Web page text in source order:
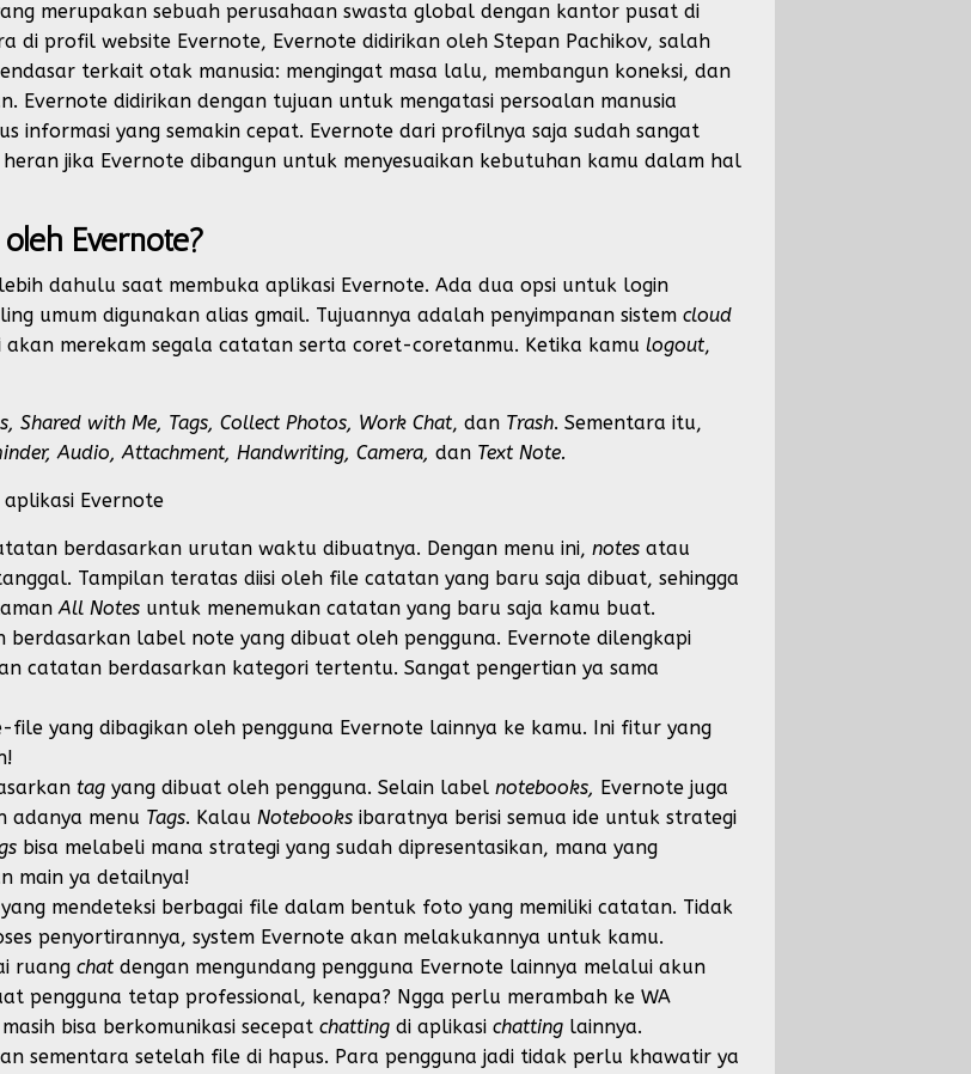
merupakan sebuah perusahaan swasta global dengan kantor pusat di
di profil website Evernote, Evernote didirikan oleh Stepan Pachikov, salah
terkait otak manusia: mengingat masa lalu, membangun koneksi, dan
Evernote didirikan dengan tujuan untuk mengatasi persoalan manusia
informasi yang semakin cepat. Evernote dari profilnya saja sudah sangat
jika Evernote dibangun untuk menyesuaikan kebutuhan kamu dalam hal
Evernote?
dahulu saat membuka aplikasi Evernote. Ada dua opsi untuk login
umum digunakan alias gmail. Tujuannya adalah penyimpanan sistem cloud
merekam segala catatan serta coret-coretanmu. Ketika kamu logout,
Shared with Me, Tags, Collect Photos, Work Chat, dan Trash. Sementara itu,
Audio, Attachment, Handwriting, Camera, dan Text Note.
Evernote
berdasarkan urutan waktu dibuatnya. Dengan menu ini, notes atau
Tampilan teratas diisi oleh file catatan yang baru saja dibuat, sehingga
All Notes untuk menemukan catatan yang baru saja kamu buat.
berdasarkan label note yang dibuat oleh pengguna. Evernote dilengkapi
catatan berdasarkan kategori tertentu. Sangat pengertian ya sama
file yang dibagikan oleh pengguna Evernote lainnya ke kamu. Ini fitur yang
tag yang dibuat oleh pengguna. Selain label notebooks, Evernote juga
adanya menu Tags. Kalau Notebooks ibaratnya berisi semua ide untuk strategi
bisa melabeli mana strategi yang sudah dipresentasikan, mana yang
main ya detailnya!
mendeteksi berbagai file dalam bentuk foto yang memiliki catatan. Tidak
penyortirannya, system Evernote akan melakukannya untuk kamu.
ruang chat dengan mengundang pengguna Evernote lainnya melalui akun
pengguna tetap professional, kenapa? Ngga perlu merambah ke WA
bisa berkomunikasi secepat chatting di aplikasi chatting lainnya.
sementara setelah file di hapus. Para pengguna jadi tidak perlu khawatir ya